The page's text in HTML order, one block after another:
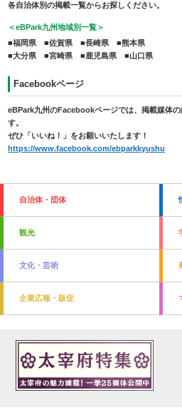
各自治体別の掲載一覧からお探しください。
＜eBPark九州地域別一覧＞
■福岡県 ■佐賀県 ■長崎県 ■熊本県
■大分県 ■宮崎県 ■鹿児島県 ■山口県
Facebookページ
eBPark九州のFacebookページでは、掲載媒体
す。
ぜひ「いいね！」をお願いいたします！
https://www.facebook.com/ebparkkyushu
自治体・団体
観光
文化・芸術
企業広報・販促